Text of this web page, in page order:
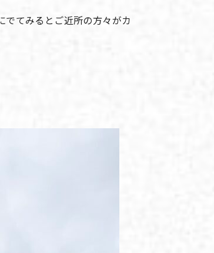
でてみるとご近所の方々がカ